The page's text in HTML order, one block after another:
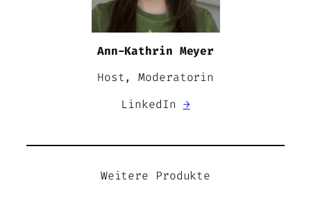
Ann-Kathrin Meyer
Host, Moderatorin
LinkedIn →
Weitere Produkte